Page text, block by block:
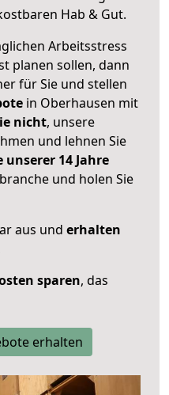
Hab & Gut.
Arbeitsstress
planen sollen, dann
für Sie und stellen
in Oberhausen mit
nicht, unsere
und lehnen Sie
unserer 14 Jahre
und holen Sie
aus und erhalten
sparen, das
erhalten